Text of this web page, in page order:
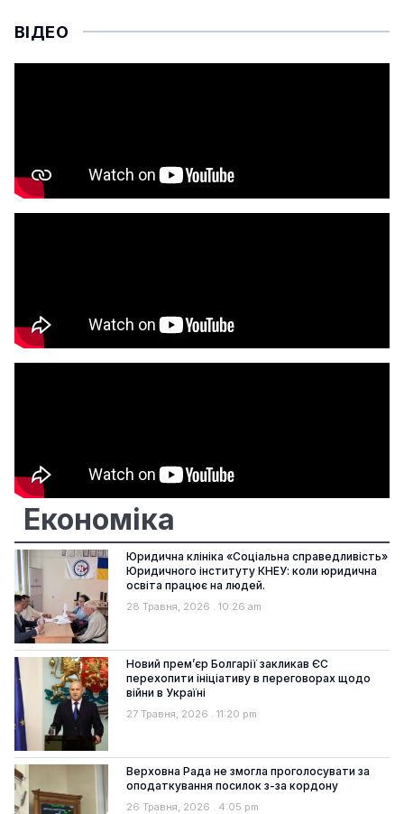
ВІДЕО
Економіка
Юридична клініка «Соціальна справедливість»
Юридичного інституту КНЕУ: коли юридична
освіта працює на людей.
28 Травня, 2026 10:26 am
Новий прем’єр Болгарії закликав ЄС
перехопити ініціативу в переговорах щодо
війни в Україні
27 Травня, 2026 11:20 pm
Верховна Рада не змогла проголосувати за
оподаткування посилок з-за кордону
26 Травня, 2026 4:05 pm